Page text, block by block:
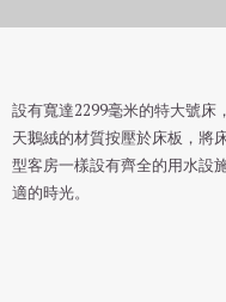
設有寬達2299毫米的特大號床
天鵝絨的材質按壓於床板，將
型客房一樣設有齊全的用水設
適的時光。